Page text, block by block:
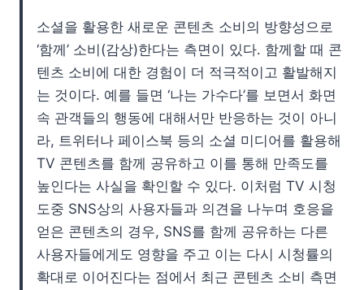
소셜을 활용한 새로운 콘텐츠 소비의 방향성으로
‘함께’ 소비(감상)한다는 측면이 있다. 함께할 때 콘
텐츠 소비에 대한 경험이 더 적극적이고 활발해지
는 것이다. 예를 들면 ‘나는 가수다’를 보면서 화면
속 관객들의 행동에 대해서만 반응하는 것이 아니
라, 트위터나 페이스북 등의 소셜 미디어를 활용해
TV 콘텐츠를 함께 공유하고 이를 통해 만족도를
높인다는 사실을 확인할 수 있다. 이처럼 TV 시청
도중 SNS상의 사용자들과 의견을 나누며 호응을
얻은 콘텐츠의 경우, SNS를 함께 공유하는 다른
사용자들에게도 영향을 주고 이는 다시 시청률의
확대로 이어진다는 점에서 최근 콘텐츠 소비 측면